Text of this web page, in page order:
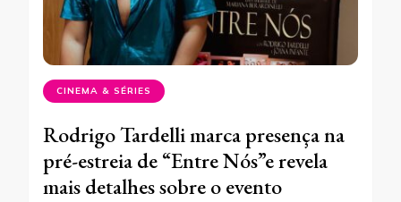
CINEMA & SÉRIES
Rodrigo Tardelli marca presença na
pré-estreia de “Entre Nós”e revela
mais detalhes sobre o evento